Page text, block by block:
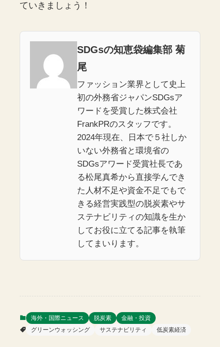
ていきましょう！
SDGsの知恵袋編集部 菊
尾
ファッション業界として史上
初の外務省ジャパンSDGsア
ワードを受賞した株式会社
FrankPRのスタッフです。
2024年現在、日本で５社しか
いない外務省と環境省の
SDGsアワード受賞社長であ
る松尾真希から直接学んでき
た人材不足や資金不足でもで
きる経営実践型の脱炭素やサ
ステナビリティの知識を生か
してお役に立てる記事を執筆
してまいります。
海外・国際ニュース 脱炭素
金融・投資
グリーンウォッシング
サステナビリティ 低炭素経済